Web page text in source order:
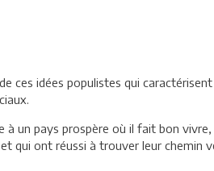
ces idées populistes qui caractérisent
à un pays prospère où il fait bon vivre,
qui ont réussi à trouver leur chemin